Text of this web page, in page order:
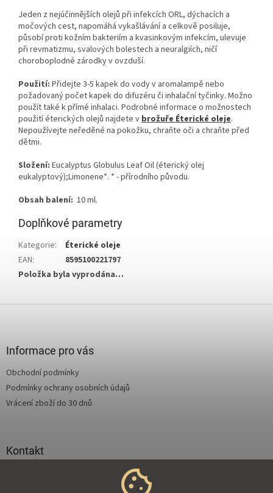
Jeden z nejúčinnějších olejů při infekcích ORL, dýchacích a
močových cest, napomáhá vykašlávání a celkově posiluje,
působí proti kožním bakteriím a kvasinkovým infekcím, ulevuje
při revmatizmu, svalových bolestech a neuralgiích, ničí
choroboplodné zárodky v ovzduší.
Použití: Přidejte 3-5 kapek do vody v aromalampě nebo
požadovaný počet kapek do difuzéru či inhalační tyčinky. Možno
použít také k přímé inhalaci. Podrobné informace o možnostech
použití éterických olejů najdete vbrožuře Éterické oleje.
Nepoužívejte neředěné na pokožku, chraňte oči a chraňte před
dětmi.
Složení: Eucalyptus Globulus Leaf Oil (éterický olej
eukalyptový);Limonene*. * - přírodního původu.
Obsah balení: 10 ml.
Doplňkové parametry
Kategorie:
Éterické oleje
EAN:
8595100221797
Položka byla vyprodána…
Informace pro vás
Obchodní podmínky
Podmínky ochrany osobních údajů
Vrácení zboží do 30 dnů
Kontakt